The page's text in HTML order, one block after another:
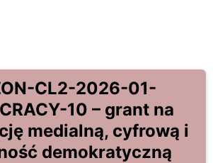
CL2-2026-01-
10 – grant na
medialną, cyfrową i
demokratyczną